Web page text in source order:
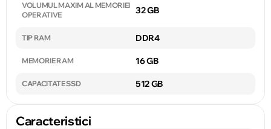
VOLUMUL MAXIM AL MEMORIEI
OPERATIVE
32 GB
TIP RAM DDR4
MEMORIE RAM 16 GB
CAPACITATE SSD 512 GB
Caracteristici